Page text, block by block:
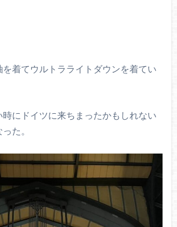
着てウルトラライトダウンを着てい
時にドイツに来ちまったかもしれない
た。